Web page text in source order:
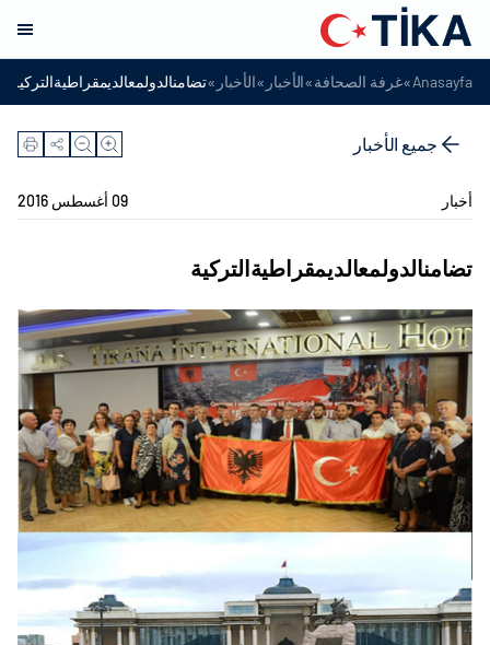
Anasayfa
»غرفة الصحافة»الأخبار »الأخبار »تضامنالدولمعالديمقراطيةالتركية
جميع الأخبار
أخبار 09 أغسطس 2016
تضامنالدولمعالديمقراطيةالتركية